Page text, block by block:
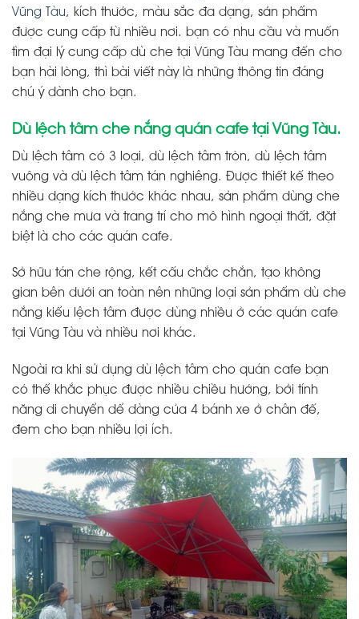
Vũng Tàu , kích thước, màu sắc đa dạng, sản phẩm
được cung cấp từ nhiều nơi. bạn có nhu cầu và muốn
tìm đại lý cung cấp dù che tại Vũng Tàu mang đến cho
bạn hài lòng, thì bài viết này là những thông tin đáng
chú ý dành cho bạn.
Dù lệch tâm che nắng quán cafe tại Vũng Tàu.
Dù lệch tâm có 3 loại, dù lệch tâm tròn, dù lệch tâm
vuông và dù lệch tâm tán nghiêng. Được thiết kế theo
nhiều dạng kích thước khác nhau, sản phẩm dùng che
nắng che mưa và trang trí cho mô hình ngoại thất, đặt
biệt là cho các quán cafe.
Sở hữu tán che rộng, kết cấu chắc chắn, tạo không
gian bên dưới an toàn nên những loại sản phẩm dù che
nắng kiểu lệch tâm được dùng nhiều ở các quán cafe
tại Vũng Tàu và nhiều nơi khác.
Ngoài ra khi sử dụng dù lệch tâm cho quán cafe bạn
có thể khắc phục được nhiều chiều hướng, bởi tính
năng di chuyển dể dàng của 4 bánh xe ở chân đế,
đem cho bạn nhiều lợi ích.